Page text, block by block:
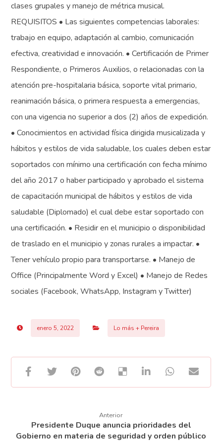
clases grupales y manejo de métrica musical.
REQUISITOS • Las siguientes competencias laborales:
trabajo en equipo, adaptación al cambio, comunicación
efectiva, creatividad e innovación. • Certificación de Primer
Respondiente, o Primeros Auxilios, o relacionadas con la
atención pre-hospitalaria básica, soporte vital primario,
reanimación básica, o primera respuesta a emergencias,
con una vigencia no superior a dos (2) años de expedición.
• Conocimientos en actividad física dirigida musicalizada y
hábitos y estilos de vida saludable, los cuales deben estar
soportados con mínimo una certificación con fecha mínimo
del año 2017 o haber participado y aprobado el sistema
de capacitación municipal de hábitos y estilos de vida
saludable (Diplomado) el cual debe estar soportado con
una certificación. • Residir en el municipio o disponibilidad
de traslado en el municipio y zonas rurales a impactar. •
Tener vehículo propio para transportarse. • Manejo de
Office (Principalmente Word y Excel) • Manejo de Redes
sociales (Facebook, WhatsApp, Instagram y Twitter)
enero 5, 2022 Lo más + Pereira
Anterior
Presidente Duque anuncia prioridades del
Gobierno en materia de seguridad y orden público